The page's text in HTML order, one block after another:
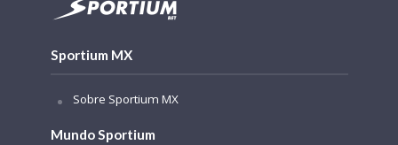
Sportium MX
Sobre Sportium MX
Mundo Sportium